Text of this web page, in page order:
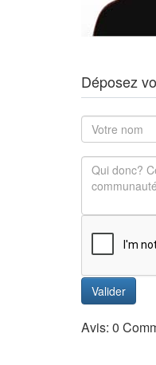
Déposez
Valider
Avis: 0